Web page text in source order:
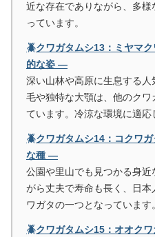
近な存在でありながら、多
っています。
🪲クワガタムシ13：ミヤマ
的な姿 ―
深い山林や高原に生息する
毛や独特な大顎は、他のク
ています。冷涼な環境に適応
🪲クワガタムシ14：コクワ
な種 ―
公園や里山でも見つかる身
がら丈夫で寿命も長く、日
ワガタの一つとなっています。
🪲クワガタムシ15：オオク